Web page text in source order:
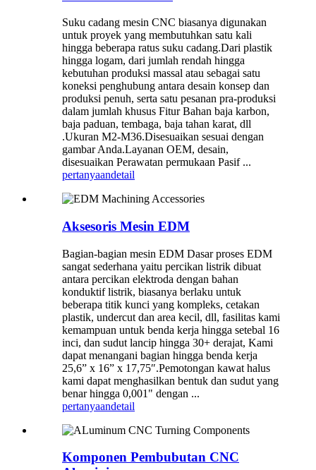
Suku cadang mesin CNC biasanya digunakan
untuk proyek yang membutuhkan satu kali
hingga beberapa ratus suku cadang.Dari plastik
hingga logam, dari jumlah rendah hingga
kebutuhan produksi massal atau sebagai satu
koneksi penghubung antara desain konsep dan
produksi penuh, serta satu pesanan pra-produksi
dalam jumlah khusus Fitur Bahan baja karbon,
baja paduan, tembaga, baja tahan karat, dll
.Ukuran M2-M36.Disesuaikan sesuai dengan
gambar Anda.Layanan OEM, desain,
disesuaikan Perawatan permukaan Pasif ...
pertanyaandetail
Aksesoris Mesin EDM
Bagian-bagian mesin EDM Dasar proses EDM
sangat sederhana yaitu percikan listrik dibuat
antara percikan elektroda dengan bahan
konduktif listrik, biasanya berlaku untuk
beberapa titik kunci yang kompleks, cetakan
plastik, undercut dan area kecil, dll, fasilitas kami
kemampuan untuk benda kerja hingga setebal 16
inci, dan sudut lancip hingga 30+ derajat, Kami
dapat menangani bagian hingga benda kerja
25,6” x 16” x 17,75″.Pemotongan kawat halus
kami dapat menghasilkan bentuk dan sudut yang
benar hingga 0,001" dengan ...
pertanyaandetail
Komponen Pembubutan CNC